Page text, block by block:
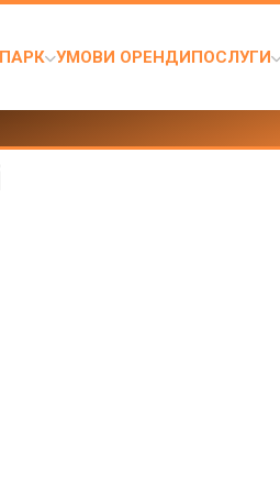
УМОВИ ОРЕНДИПОСЛУГИ